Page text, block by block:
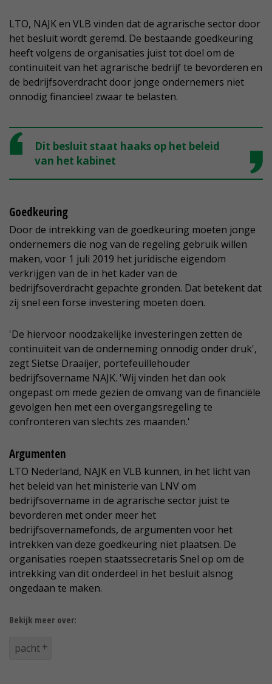
LTO, NAJK en VLB vinden dat de agrarische sector door
het besluit wordt geremd. De bestaande goedkeuring
heeft volgens de organisaties juist tot doel om de
continuïteit van het agrarische bedrijf te bevorderen en
de bedrijfsoverdracht door jonge ondernemers niet
onnodig financieel zwaar te belasten.
Dit besluit staat haaks op het beleid
van het kabinet
Goedkeuring
Door de intrekking van de goedkeuring moeten jonge
ondernemers die nog van de regeling gebruik willen
maken, voor 1 juli 2019 het juridische eigendom
verkrijgen van de in het kader van de
bedrijfsoverdracht gepachte gronden. Dat betekent dat
zij snel een forse investering moeten doen.
'De hiervoor noodzakelijke investeringen zetten de
continuïteit van de onderneming onnodig onder druk',
zegt Sietse Draaijer, portefeuillehouder
bedrijfsovername NAJK. 'Wij vinden het dan ook
ongepast om mede gezien de omvang van de financiële
gevolgen hen met een overgangsregeling te
confronteren van slechts zes maanden.'
Argumenten
LTO Nederland, NAJK en VLB kunnen, in het licht van
het beleid van het ministerie van LNV om
bedrijfsovername in de agrarische sector juist te
bevorderen met onder meer het
bedrijfsovernamefonds, de argumenten voor het
intrekken van deze goedkeuring niet plaatsen. De
organisaties roepen staatssecretaris Snel op om de
intrekking van dit onderdeel in het besluit alsnog
ongedaan te maken.
Bekijk meer over:
pacht